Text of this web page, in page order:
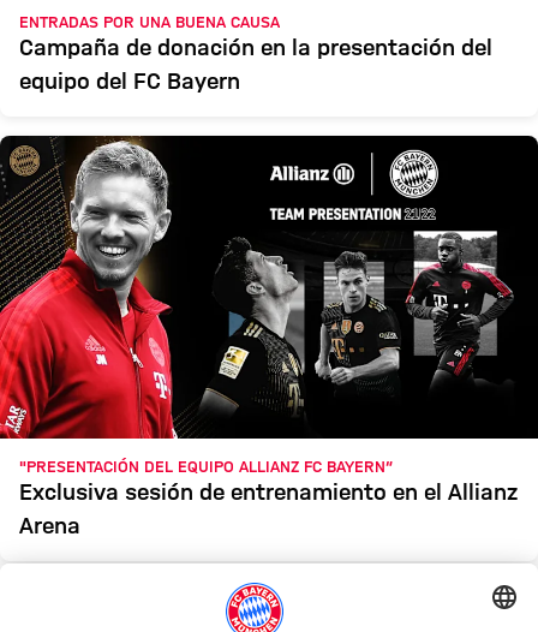
ENTRADAS POR UNA BUENA CAUSA
Campaña de donación en la presentación del
equipo del FC Bayern
"PRESENTACIÓN DEL EQUIPO ALLIANZ FC BAYERN“
Exclusiva sesión de entrenamiento en el Allianz
Arena